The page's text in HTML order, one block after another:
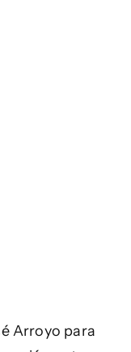
Arroyo para